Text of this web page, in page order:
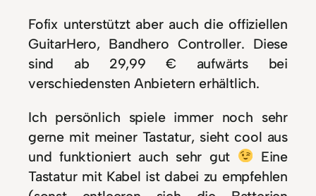
Fofix unterstützt aber auch die offiziellen
GuitarHero, Bandhero Controller. Diese
sind ab 29,99 € aufwärts bei
verschiedensten Anbietern erhältlich.
Ich persönlich spiele immer noch sehr
gerne mit meiner Tastatur, sieht cool aus
und funktioniert auch sehr gut
Eine
Tastatur mit Kabel ist dabei zu empfehlen